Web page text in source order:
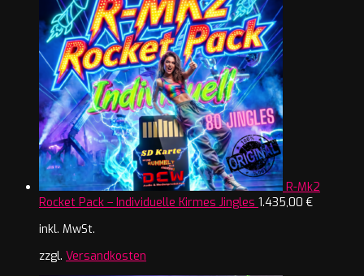
R-Mk2
Rocket Pack – Individuelle Kirmes Jingles 1.435,00 €
inkl. MwSt.
zzgl. Versandkosten